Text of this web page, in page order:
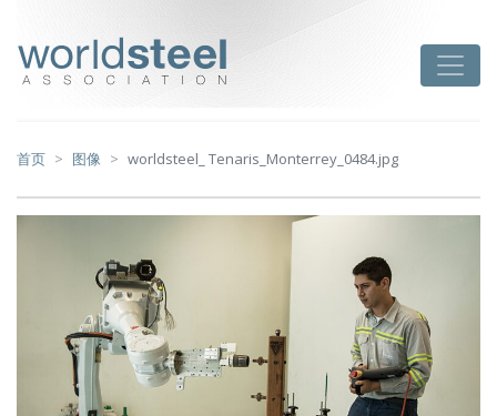
首页 图像 worldsteel_ Tenaris_Monterrey_0484.jpg